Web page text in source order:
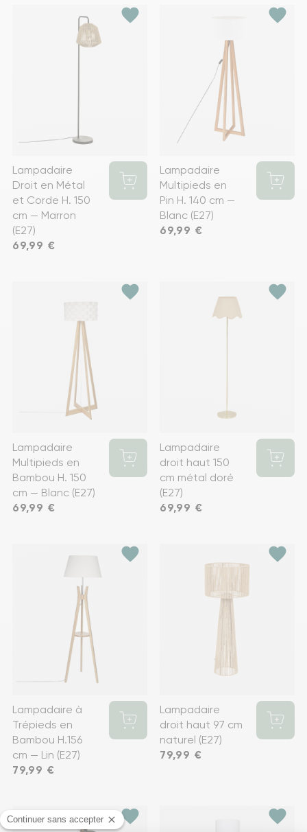
favorite
Lampadaire
Droit en Métal
et Corde H. 150
cm — Marron
(E27)
Prix
69,99 €
favorite
Lampadaire
Multipieds en
Pin H. 140 cm —
Blanc (E27)
Prix
69,99 €
favorite
Lampadaire
Multipieds en
Bambou H. 150
cm — Blanc (E27)
Prix
69,99 €
favorite
Lampadaire
droit haut 150
cm métal doré
(E27)
Prix
69,99 €
favorite
Lampadaire à
Trépieds en
Bambou H.156
cm — Lin (E27)
Prix
79,99 €
favorite
Lampadaire
droit haut 97 cm
naturel (E27)
Prix
79,99 €
favorite favorite